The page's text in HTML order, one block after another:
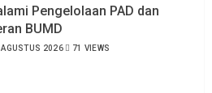
Pengelolaan PAD dan
BUMD
AGUSTUS 2026 71 VIEWS